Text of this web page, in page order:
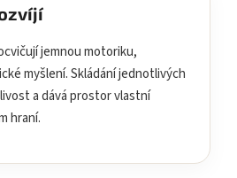
jemnou motoriku,
myšlení. Skládání jednotlivých
a dává prostor vlastní
hraní.